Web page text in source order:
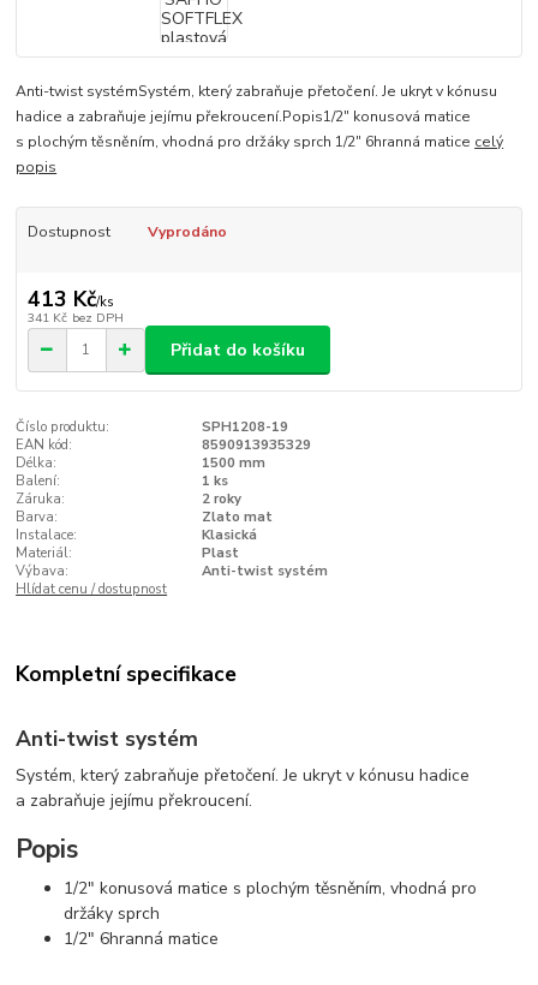
Anti-twist systémSystém, který zabraňuje přetočení. Je ukryt v kónusu
hadice a zabraňuje jejímu překroucení.Popis1/2" konusová matice
s plochým těsněním, vhodná pro držáky sprch 1/2" 6hranná matice celý
popis
Dostupnost Vyprodáno
413 Kč/ks
341 Kč bez DPH
Přidat do košíku
Číslo produktu:
SPH1208-19
EAN kód:
8590913935329
Délka:
1500 mm
Balení:
1 ks
Záruka:
2 roky
Barva:
Zlato mat
Instalace:
Klasická
Materiál:
Plast
Výbava:
Anti-twist systém
Hlídat cenu / dostupnost
Kompletní specifikace
Anti-twist systém
Systém, který zabraňuje přetočení. Je ukryt v kónusu hadice
a zabraňuje jejímu překroucení.
Popis
1/2" konusová matice s plochým těsněním, vhodná pro
držáky sprch
1/2" 6hranná matice